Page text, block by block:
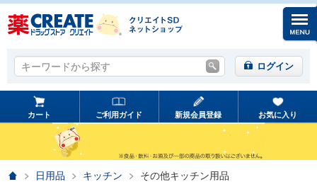
キーワードから探す
キーワードから探す ログイン
カート ご利用ガイド 新規会員登録 お気に入り
ホーム日用品 キッチン その他キッチン用品